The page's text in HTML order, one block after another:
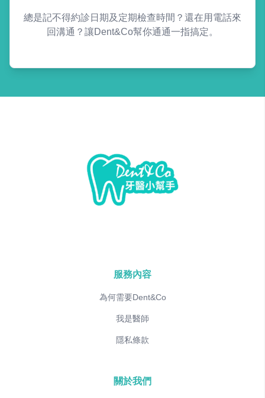
總是記不得約診日期及定期檢查時間？還在用電話來
回溝通？讓Dent&Co幫你通通一指搞定。
服務內容
為何需要Dent&Co
我是醫師
隱私條款
關於我們